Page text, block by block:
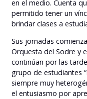
en el medio. Cuenta
permitido tener un
brindar clases a
Sus jornadas
Orquesta del Sodre y
continúan por las
grupo de estudiantes
siempre muy
el entusiasmo por